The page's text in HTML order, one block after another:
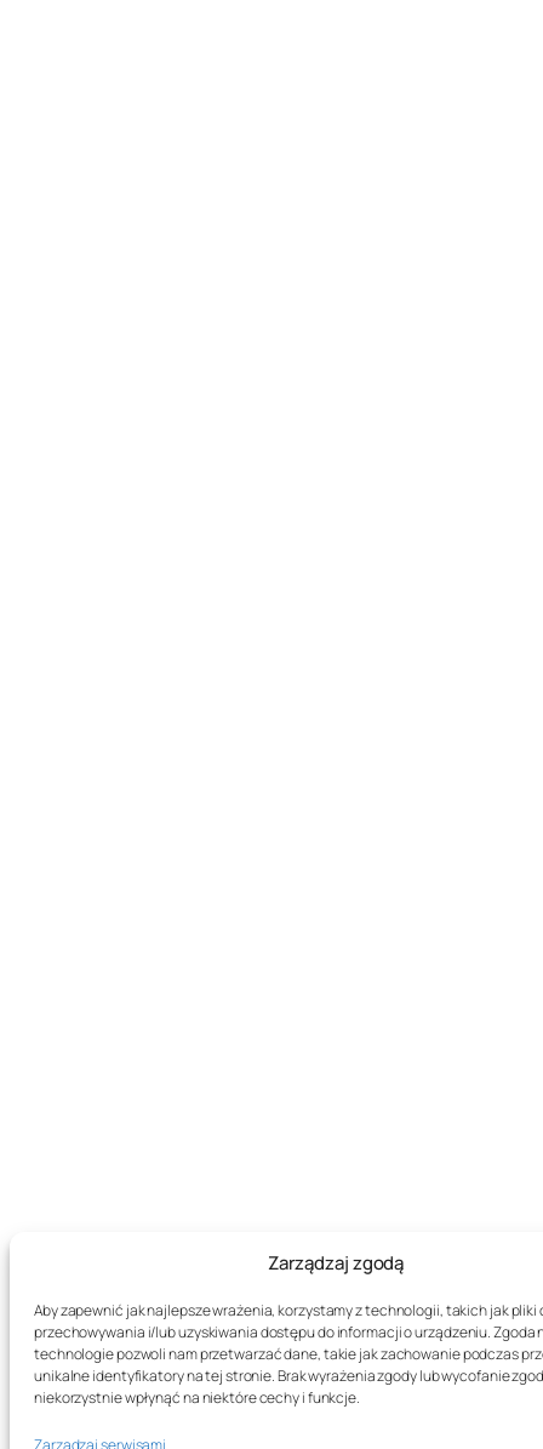
Zarządzaj zgodą
Aby zapewnić jak najlepsze wrażenia, korzystamy z technologii, takich jak pliki
przechowywania i/lub uzyskiwania dostępu do informacji o urządzeniu. Zgoda
technologie pozwoli nam przetwarzać dane, takie jak zachowanie podczas
unikalne identyfikatory na tej stronie. Brak wyrażenia zgody lub wycofanie
niekorzystnie wpłynąć na niektóre cechy i funkcje.
Zarządzaj serwisami